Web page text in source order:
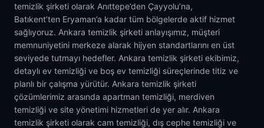
temizlik şirketi olarak Anıttepe’den Çayyolu’na,
Batıkent’ten Eryaman’a kadar tüm bölgelerde aktif hizmet
sağlıyoruz. Ankara temizlik şirketi anlayışımız, müşteri
memnuniyetini merkeze alarak hijyen standartlarını en üst
seviyede tutmayı hedefler. Ankara temizlik şirketi ekibimiz,
detaylı ev temizliği ve boş ev temizliği süreçlerinde titiz ve
planlı bir çalışma yürütür. Ankara temizlik şirketi
çözümlerimiz arasında apartman temizliği, merdiven
temizliği ve site yönetimi hizmetleri de yer alır. Ankara
temizlik şirketi olarak cam temizliği, dış cephe temizliği ve